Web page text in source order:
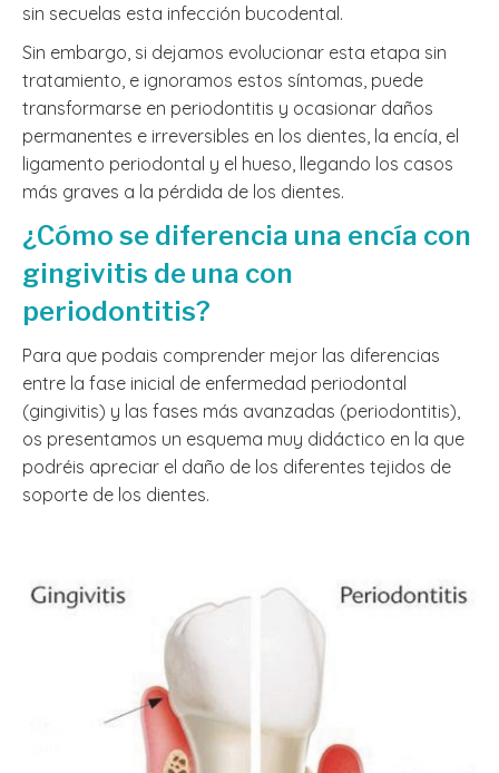
sin secuelas esta infección bucodental.
Sin embargo, si dejamos evolucionar esta etapa sin
tratamiento, e ignoramos estos síntomas, puede
transformarse en periodontitis y ocasionar daños
permanentes e irreversibles en los dientes, la encía, el
ligamento periodontal y el hueso, llegando los casos
más graves a la pérdida de los dientes.
¿Cómo se diferencia una encía con
gingivitis de una con
periodontitis?
Para que podais comprender mejor las diferencias
entre la fase inicial de enfermedad periodontal
(gingivitis) y las fases más avanzadas (periodontitis),
os presentamos un esquema muy didáctico en la que
podréis apreciar el daño de los diferentes tejidos de
soporte de los dientes.